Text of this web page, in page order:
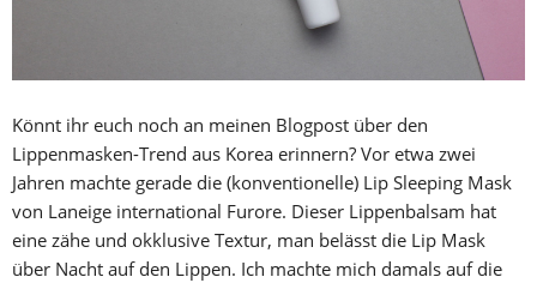
Könnt ihr euch noch an meinen Blogpost über den
Lippenmasken-Trend aus Korea erinnern? Vor etwa zwei
Jahren machte gerade die (konventionelle) Lip Sleeping Mask
von Laneige international Furore. Dieser Lippenbalsam hat
eine zähe und okklusive Textur, man belässt die Lip Mask
über Nacht auf den Lippen. Ich machte mich damals auf die